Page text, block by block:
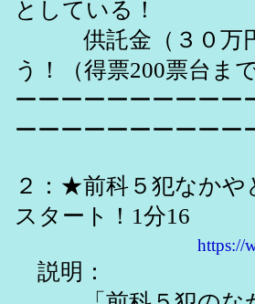
としている！
供託金（３０万円
う！（得票200票台ま
ーーーーーーーーーー
ーーーーーーーーーー
２：★前科５犯なかや
スタート！1分16
https://
説明：